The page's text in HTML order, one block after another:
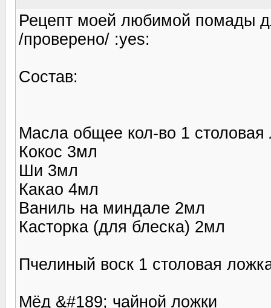
Рецепт моей любимой помады
/проверено/ :yes:
Состав:
Масла общее кол-во 1
Кокос 3мл
Ши 3мл
Какао 4мл
Ваниль на миндале 2мл
Касторка (для блеска) 2мл
Пчелиный воск 1 столовая
Мёд &#189; чайной ложки